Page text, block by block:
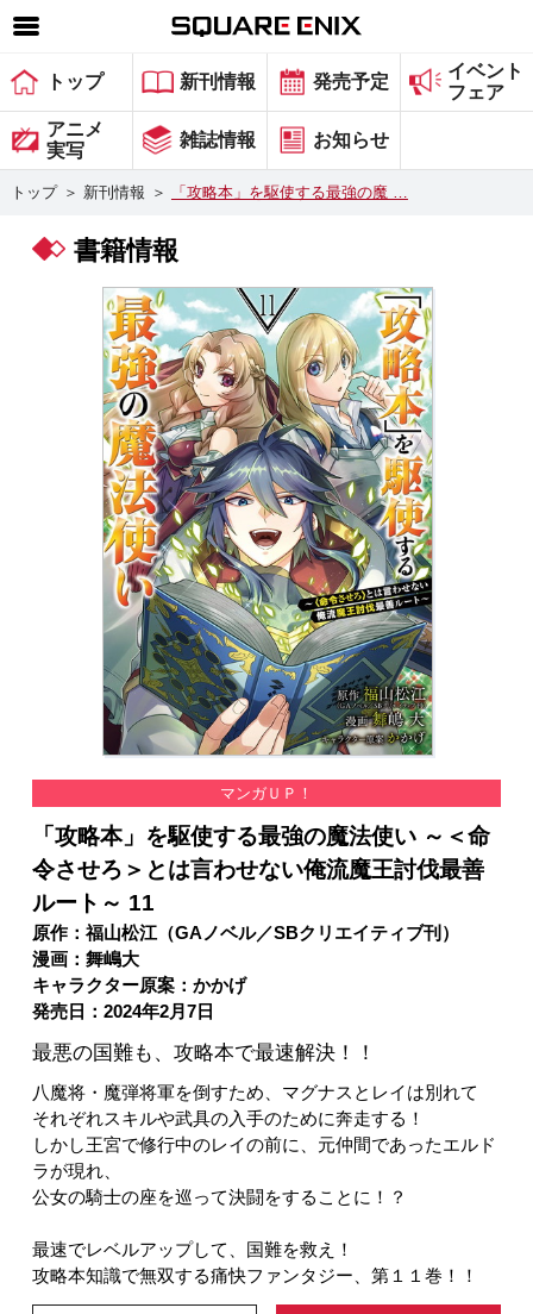
SQUARE ENIX 公式サイトメニュー
ゲーム
マガジン＆ブックス
グッズ
会社情報 採用情報
スクウェア・エニックス サイト内検索
トップ 新刊情報 発売予定
イベント
フェア
アニメ
実写
雑誌情報 お知らせ
トップ ＞ 新刊情報 ＞ 「攻略本」を駆使する最強の魔 …
書籍情報
マンガＵＰ！
「攻略本」を駆使する最強の魔法使い ～＜命
令させろ＞とは言わせない俺流魔王討伐最善
ルート～ 11
原作：福山松江（GAノベル／SBクリエイティブ刊）
漫画：舞嶋大
キャラクター原案：かかげ
発売日：2024年2月7日
最悪の国難も、攻略本で最速解決！！
八魔将・魔弾将軍を倒すため、マグナスとレイは別れて
それぞれスキルや武具の入手のために奔走する！
しかし王宮で修行中のレイの前に、元仲間であったエルド
ラが現れ、
公女の騎士の座を巡って決闘をすることに！？
最速でレベルアップして、国難を救え！
攻略本知識で無双する痛快ファンタジー、第１１巻！！